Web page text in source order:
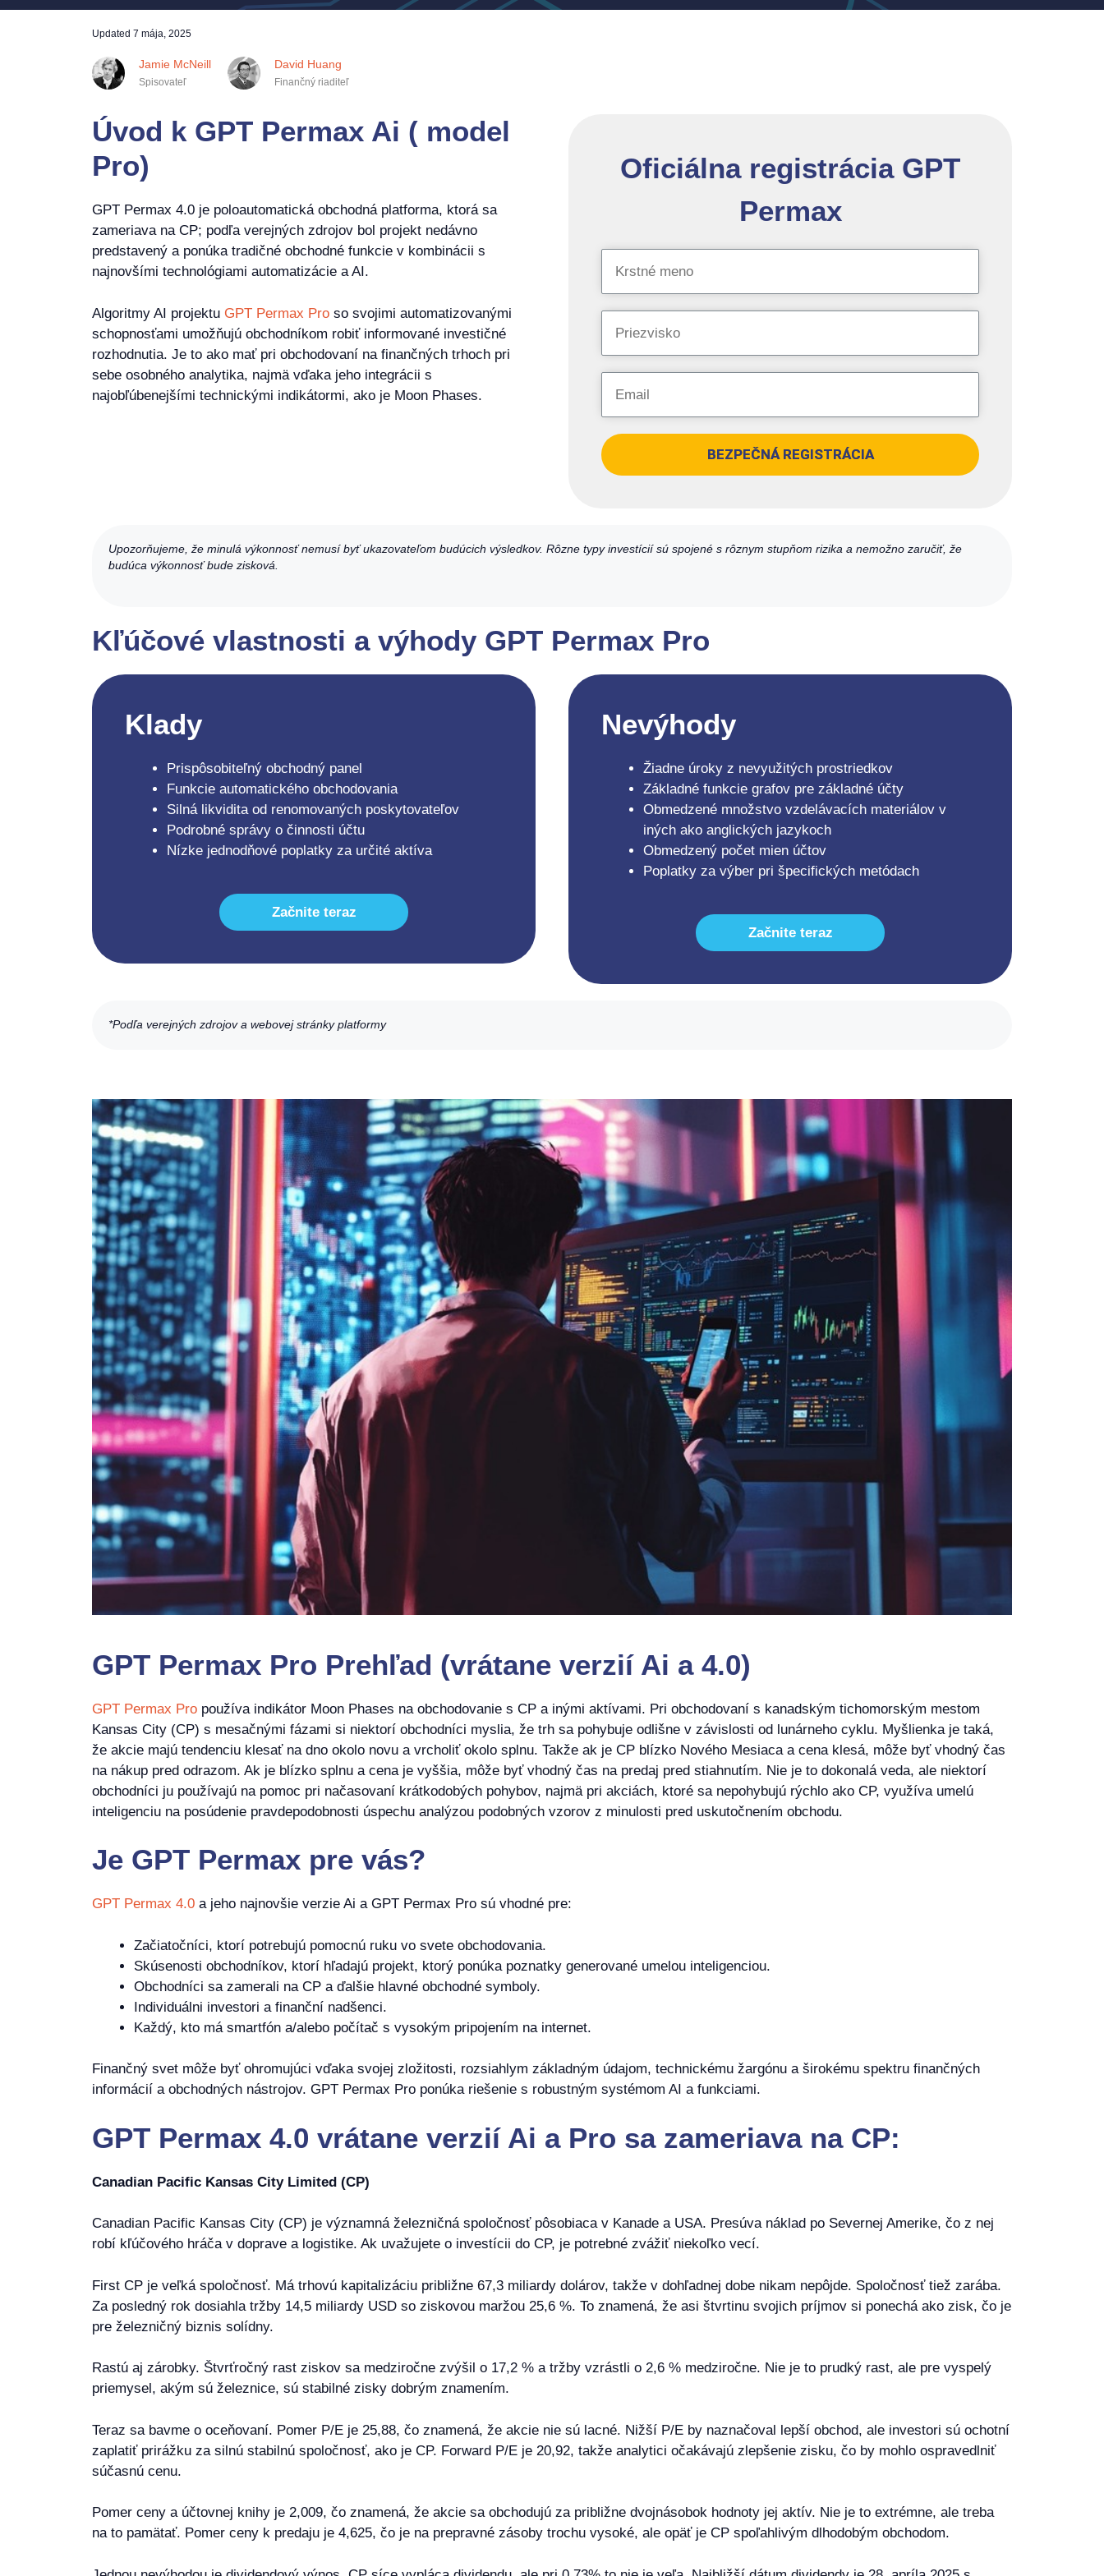
Updated 7 mája, 2025
Jamie McNeill
Spisovateľ
David Huang
Finančný riaditeľ
Úvod k GPT Permax Ai ( model
Pro)
GPT Permax 4.0 je poloautomatická obchodná platforma, ktorá sa
zameriava na CP; podľa verejných zdrojov bol projekt nedávno
predstavený a ponúka tradičné obchodné funkcie v kombinácii s
najnovšími technológiami automatizácie a AI.
Algoritmy AI projektu GPT Permax Pro so svojimi automatizovanými
schopnosťami umožňujú obchodníkom robiť informované investičné
rozhodnutia. Je to ako mať pri obchodovaní na finančných trhoch pri
sebe osobného analytika, najmä vďaka jeho integrácii s
najobľúbenejšími technickými indikátormi, ako je Moon Phases.
Oficiálna registrácia GPT
Permax
BEZPEČNÁ REGISTRÁCIA
Upozorňujeme, že minulá výkonnosť nemusí byť ukazovateľom budúcich výsledkov. Rôzne typy investícií sú spojené s rôznym stupňom rizika a nemožno zaručiť, že
budúca výkonnosť bude zisková.
Kľúčové vlastnosti a výhody GPT Permax Pro
Klady
Prispôsobiteľný obchodný panel
Funkcie automatického obchodovania
Silná likvidita od renomovaných poskytovateľov
Podrobné správy o činnosti účtu
Nízke jednodňové poplatky za určité aktíva
Začnite teraz
Nevýhody
Žiadne úroky z nevyužitých prostriedkov
Základné funkcie grafov pre základné účty
Obmedzené množstvo vzdelávacích materiálov v
iných ako anglických jazykoch
Obmedzený počet mien účtov
Poplatky za výber pri špecifických metódach
Začnite teraz
*Podľa verejných zdrojov a webovej stránky platformy
GPT Permax Pro Prehľad (vrátane verzií Ai a 4.0)
GPT Permax Pro používa indikátor Moon Phases na obchodovanie s CP a inými aktívami. Pri obchodovaní s kanadským tichomorským mestom
Kansas City (CP) s mesačnými fázami si niektorí obchodníci myslia, že trh sa pohybuje odlišne v závislosti od lunárneho cyklu. Myšlienka je taká,
že akcie majú tendenciu klesať na dno okolo novu a vrcholiť okolo splnu. Takže ak je CP blízko Nového Mesiaca a cena klesá, môže byť vhodný čas
na nákup pred odrazom. Ak je blízko splnu a cena je vyššia, môže byť vhodný čas na predaj pred stiahnutím. Nie je to dokonalá veda, ale niektorí
obchodníci ju používajú na pomoc pri načasovaní krátkodobých pohybov, najmä pri akciách, ktoré sa nepohybujú rýchlo ako CP, využíva umelú
inteligenciu na posúdenie pravdepodobnosti úspechu analýzou podobných vzorov z minulosti pred uskutočnením obchodu.
Je GPT Permax pre vás?
GPT Permax 4.0 a jeho najnovšie verzie Ai a GPT Permax Pro sú vhodné pre:
Začiatočníci, ktorí potrebujú pomocnú ruku vo svete obchodovania.
Skúsenosti obchodníkov, ktorí hľadajú projekt, ktorý ponúka poznatky generované umelou inteligenciou.
Obchodníci sa zamerali na CP a ďalšie hlavné obchodné symboly.
Individuálni investori a finanční nadšenci.
Každý, kto má smartfón a/alebo počítač s vysokým pripojením na internet.
Finančný svet môže byť ohromujúci vďaka svojej zložitosti, rozsiahlym základným údajom, technickému žargónu a širokému spektru finančných
informácií a obchodných nástrojov. GPT Permax Pro ponúka riešenie s robustným systémom AI a funkciami.
GPT Permax 4.0 vrátane verzií Ai a Pro sa zameriava na CP:
Canadian Pacific Kansas City Limited (CP)
Canadian Pacific Kansas City (CP) je významná železničná spoločnosť pôsobiaca v Kanade a USA. Presúva náklad po Severnej Amerike, čo z nej
robí kľúčového hráča v doprave a logistike. Ak uvažujete o investícii do CP, je potrebné zvážiť niekoľko vecí.
First CP je veľká spoločnosť. Má trhovú kapitalizáciu približne 67,3 miliardy dolárov, takže v dohľadnej dobe nikam nepôjde. Spoločnosť tiež zarába.
Za posledný rok dosiahla tržby 14,5 miliardy USD so ziskovou maržou 25,6 %. To znamená, že asi štvrtinu svojich príjmov si ponechá ako zisk, čo je
pre železničný biznis solídny.
Rastú aj zárobky. Štvrťročný rast ziskov sa medziročne zvýšil o 17,2 % a tržby vzrástli o 2,6 % medziročne. Nie je to prudký rast, ale pre vyspelý
priemysel, akým sú železnice, sú stabilné zisky dobrým znamením.
Teraz sa bavme o oceňovaní. Pomer P/E je 25,88, čo znamená, že akcie nie sú lacné. Nižší P/E by naznačoval lepší obchod, ale investori sú ochotní
zaplatiť prirážku za silnú stabilnú spoločnosť, ako je CP. Forward P/E je 20,92, takže analytici očakávajú zlepšenie zisku, čo by mohlo ospravedlniť
súčasnú cenu.
Pomer ceny a účtovnej knihy je 2,009, čo znamená, že akcie sa obchodujú za približne dvojnásobok hodnoty jej aktív. Nie je to extrémne, ale treba
na to pamätať. Pomer ceny k predaju je 4,625, čo je na prepravné zásoby trochu vysoké, ale opäť je CP spoľahlivým dlhodobým obchodom.